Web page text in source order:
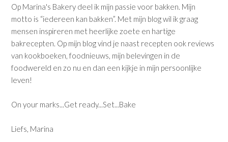
Op Marina's Bakery deel ik mijn passie voor bakken. Mijn
motto is “iedereen kan bakken”. Met mijn blog wil ik graag
mensen inspireren met heerlijke zoete en hartige
bakrecepten. Op mijn blog vind je naast recepten ook reviews
van kookboeken, foodnieuws, mijn belevingen in de
foodwereld en zo nu en dan een kijkje in mijn persoonlijke
leven!
On your marks...Get ready...Set...Bake
Liefs, Marina